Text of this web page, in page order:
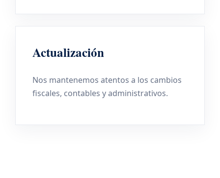
Actualización
Nos mantenemos atentos a los cambios
fiscales, contables y administrativos.